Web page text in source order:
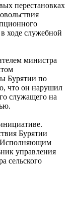
перестановках
ходе служебной
министра
Бурятии по
что он нарушил
служащего на
Бурятии
Исполняющим
управления
сельского